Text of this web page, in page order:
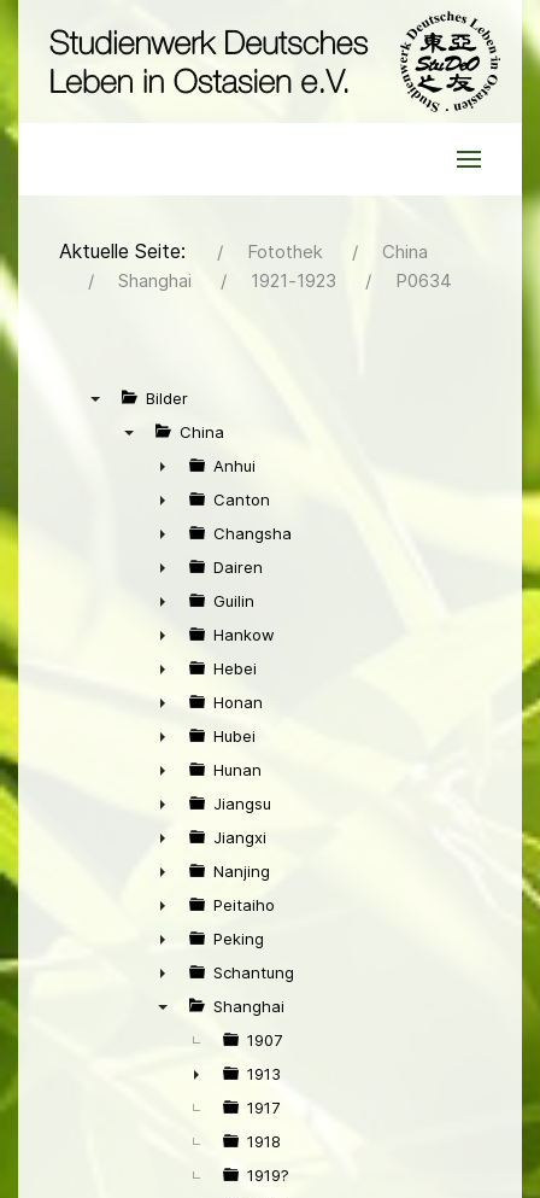
Aktuelle Seite: Fotothek
China
Shanghai
1921-1923 P0634
Bilder
China
►
Anhui
►
Canton
►
Changsha
►
Dairen
►
Guilin
►
Hankow
►
Hebei
►
Honan
►
Hubei
►
Hunan
►
Jiangsu
►
Jiangxi
►
Nanjing
►
Peitaiho
►
Peking
►
Schantung
Shanghai
1907
►
1913
1917
1918
1919?